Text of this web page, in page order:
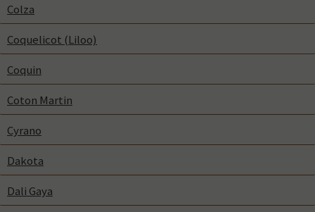
Colza
Coquelicot (Liloo)
Coquin
Coton Martin
Cyrano
Dakota
Dali Gaya